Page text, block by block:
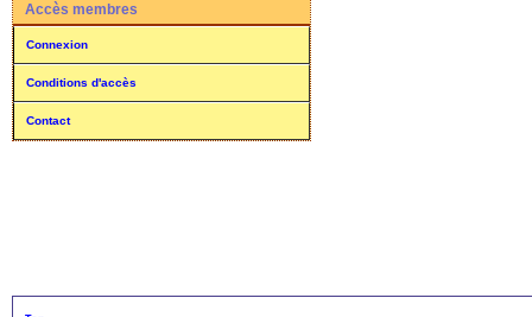
Accès membres
Connexion
Conditions d'accès
Contact